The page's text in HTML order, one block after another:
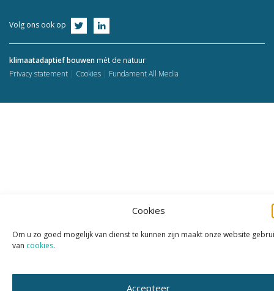
Cookies
Om u zo goed mogelijk van dienst te kunnen zijn maakt onze website
van cookies.
Accepteer
Volg ons ook op
klimaatadaptief bouwen mét de natuur
Privacy statement
Cookies Fundament All Media